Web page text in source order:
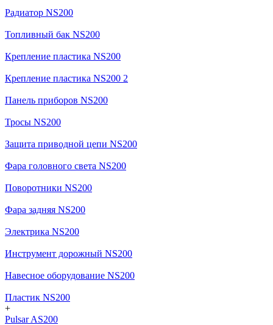
Радиатор NS200
Топливный бак NS200
Крепление пластика NS200
Крепление пластика NS200 2
Панель приборов NS200
Тросы NS200
Защита приводной цепи NS200
Фара головного света NS200
Поворотники NS200
Фара задняя NS200
Электрика NS200
Инструмент дорожный NS200
Навесное оборудование NS200
Пластик NS200
+
Pulsar AS200